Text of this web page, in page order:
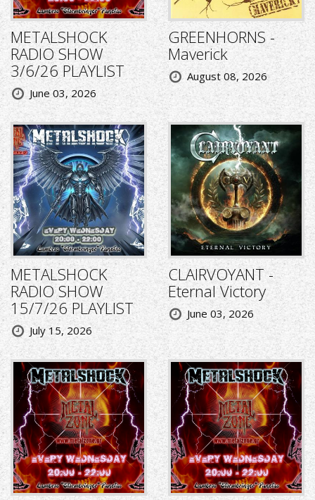
METALSHOCK
RADIO SHOW
3/6/26 PLAYLIST
June 03, 2026
GREENHORNS -
Maverick
August 08, 2026
METALSHOCK
RADIO SHOW
15/7/26 PLAYLIST
July 15, 2026
CLAIRVOYANT -
Eternal Victory
June 03, 2026